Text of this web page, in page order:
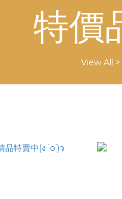
特價
View All >